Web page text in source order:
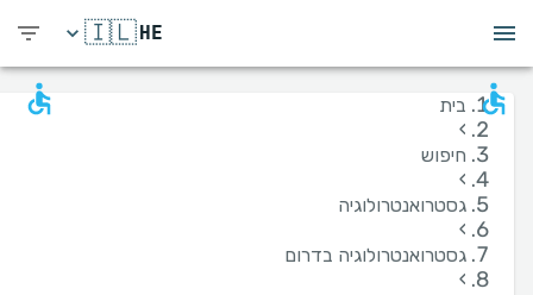
HE
🇮🇱
בית
›
חיפוש
›
גסטרואנטרולוגיה
›
גסטרואנטרולוגיה בדרום
›